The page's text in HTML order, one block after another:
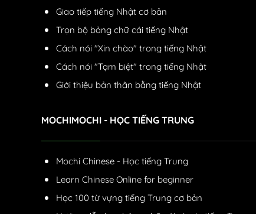
Giao tiếp tiếng Nhật cơ bản
Trọn bộ bảng chữ cái tiếng Nhật
Cách nói "Xin chào" trong tiếng Nhật
Cách nói "Tạm biệt" trong tiếng Nhật
Giới thiệu bản thân bằng tiếng Nhật
MOCHIMOCHI - HỌC TIẾNG TRUNG
Mochi Chinese - Học tiếng Trung
Learn Chinese Online for beginner
Học 100 từ vựng tiếng Trung cơ bản